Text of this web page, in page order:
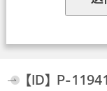
【ID】 P-11941